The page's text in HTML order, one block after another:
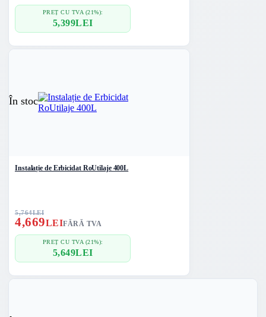
PREȚ CU TVA (21%):
5,399LEI
În stoc
Instalație de Erbicidat RoUtilaje 400L
5,764LEI
4,669LEIFĂRĂ TVA
PREȚ CU TVA (21%):
5,649LEI